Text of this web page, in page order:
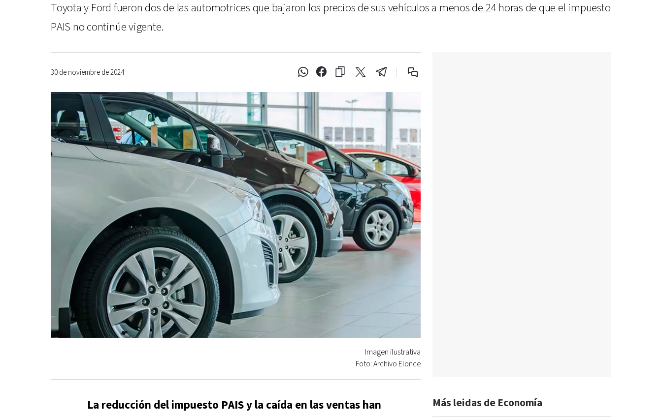
Toyota y Ford fueron dos de las automotrices que bajaron los precios de sus vehículos a menos de 24 horas de que el impuesto
PAIS no continúe vigente.
30 de noviembre de 2024
Imagen ilustrativa
Foto: Archivo Elonce
La reducción del impuesto PAIS y la caída en las ventas han
Más leidas de Economía